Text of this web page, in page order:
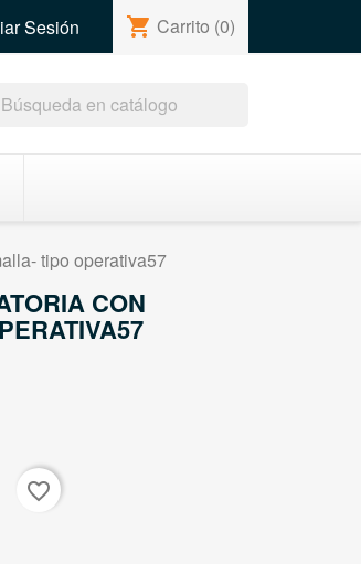
Sesión shopping_cart Carrito (0)
tipo operativa57
CON
favorite_border